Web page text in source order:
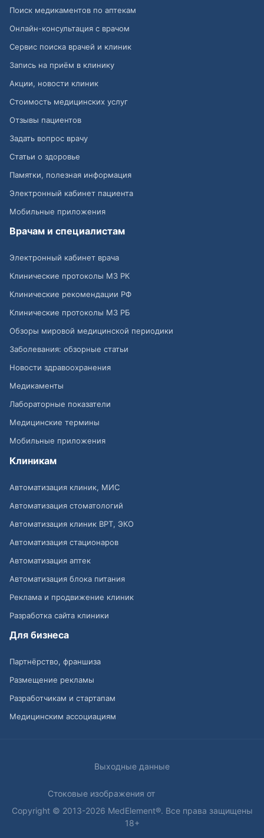
Поиск медикаментов по аптекам
Онлайн-консультация с врачом
Сервис поиска врачей и клиник
Запись на приём в клинику
Акции, новости клиник
Стоимость медицинских услуг
Отзывы пациентов
Задать вопрос врачу
Статьи о здоровье
Памятки, полезная информация
Электронный кабинет пациента
Мобильные приложения
Врачам и специалистам
Электронный кабинет врача
Клинические протоколы МЗ РК
Клинические рекомендации РФ
Клинические протоколы МЗ РБ
Обзоры мировой медицинской периодики
Заболевания: обзорные статьи
Новости здравоохранения
Медикаменты
Лабораторные показатели
Медицинские термины
Мобильные приложения
Клиникам
Автоматизация клиник, МИС
Автоматизация стоматологий
Автоматизация клиник ВРТ, ЭКО
Автоматизация стационаров
Автоматизация аптек
Автоматизация блока питания
Реклама и продвижение клиник
Разработка сайта клиники
Для бизнеса
Партнёрство, франшиза
Размещение рекламы
Разработчикам и стартапам
Медицинским ассоциациям
Выходные данные
Стоковые изображения от
Copyright © 2013-2026 MedElement®. Все права защищены
18+